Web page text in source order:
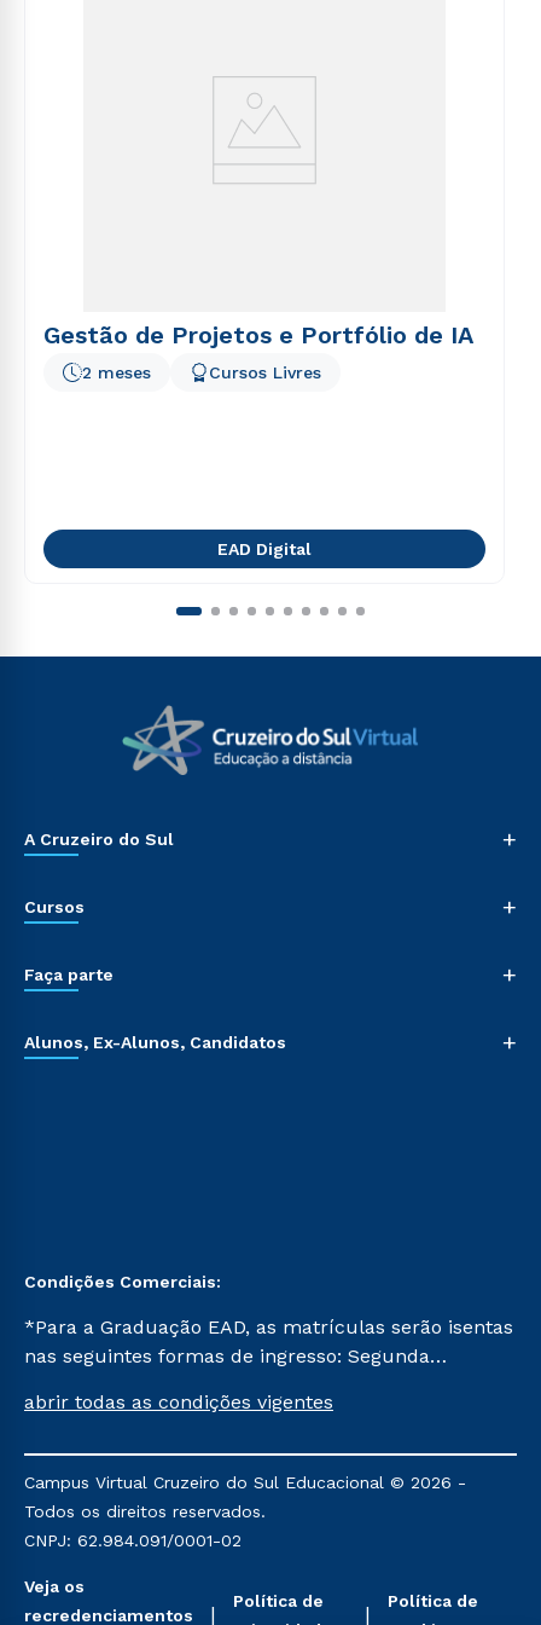
Gestão de Projetos e Portfólio de IA
2 meses Cursos Livres
EAD Digital
A Cruzeiro do Sul +
Cursos +
Faça parte +
Alunos, Ex-Alunos, Candidatos +
Condições Comerciais:
*Para a Graduação EAD, as matrículas serão isentas
nas seguintes formas de ingresso: Segunda
Já para as demais, a taxa de matrícula será de R$
mencionadas são referentes aos cursos: Ensino
Religioso, Geografia para a Docência e Metodologia
do Ensino de História: Questões Atuais.
abrir todas as condições vigentes
Campus Virtual Cruzeiro do Sul Educacional © 2026 -
Todos os direitos reservados.
CNPJ: 62.984.091/0001-02
Veja os
recredenciamentos
Política de
Política de